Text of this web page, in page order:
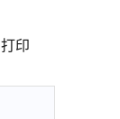
打印